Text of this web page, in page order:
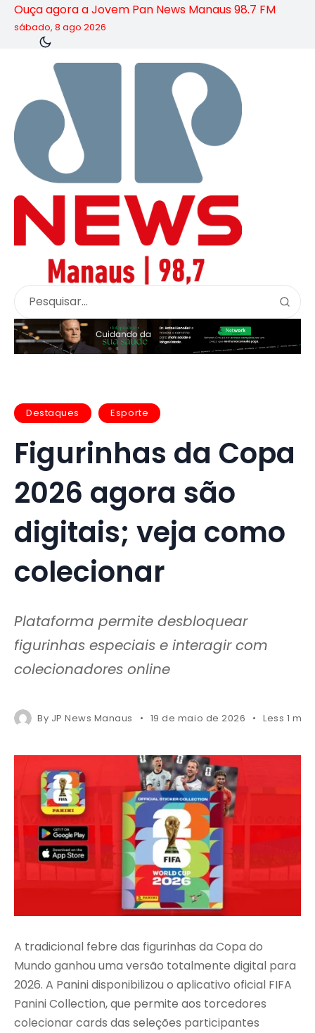
Ouça agora a Jovem Pan News Manaus 98.7 FM
sábado, 8 ago 2026
Destaques Esporte
Figurinhas da Copa
2026 agora são
digitais; veja como
colecionar
Plataforma permite desbloquear
figurinhas especiais e interagir com
colecionadores online
By JP News Manaus 19 de maio de 2026 Less 1
A tradicional febre das figurinhas da Copa do
Mundo ganhou uma versão totalmente digital para
2026. A Panini disponibilizou o aplicativo oficial FIFA
Panini Collection, que permite aos torcedores
colecionar cards das seleções participantes